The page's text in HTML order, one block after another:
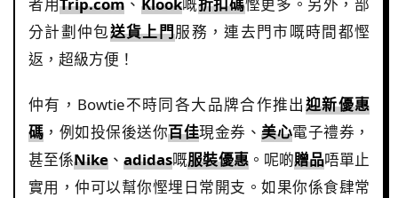
分計劃仲包送貨上門服務，連去門市嘅時間都慳
返，超級方便！
仲有，Bowtie不時同各大品牌合作推出迎新優惠
碼 ，例如投保後送你百佳現金券、美心電子禮券，
甚至係Nike 、adidas嘅服裝優惠。呢啲贈品唔單止
實用，仲可以幫你慳埋日常開支。如果你係食肆常